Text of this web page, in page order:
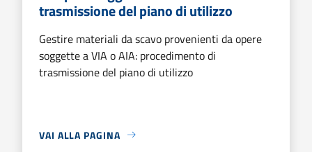
trasmissione del piano di utilizzo
Gestire materiali da scavo provenienti da opere
soggette a VIA o AIA: procedimento di
trasmissione del piano di utilizzo
VAI ALLA PAGINA